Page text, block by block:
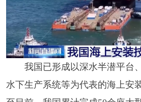
我国已形成以深水半潜平台、
水下生产系统等为代表的海上安